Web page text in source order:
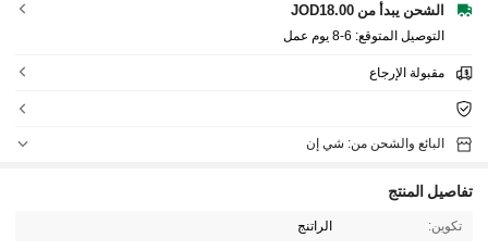
الشحن يبدأ من JOD18.00
التوصيل المتوقع: 6-8 يوم عمل
مقبولة الإرجاع
البائع والشحن من: شي إن
تفاصيل المنتج
تكوين: الراتنج